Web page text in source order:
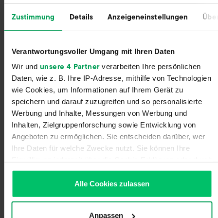
Zustimmung Details Anzeigeneinstellungen
Verantwortungsvoller Umgang mit Ihren Daten
Wir und unsere 4 Partnerverarbeiten Ihre persönlichen
Daten, wie z. B. Ihre IP-Adresse, mithilfe von Technologien
wie Cookies, um Informationen auf Ihrem Gerät zu
speichern und darauf zuzugreifen und so personalisierte
Werbung und Inhalte, Messungen von Werbung und
Inhalten, Zielgruppenforschung sowie Entwicklung von
Angeboten zu ermöglichen. Sie entscheiden darüber, wer
Ihre Daten für welche Zwecke nutzt. Sie können Ihre
Klicken auf das Privacy Trigger Symbol ändern oder
Wenn Sie es erlauben, würden wir auch gerne:
Alle Cookies zulassen
Anpassen
Registriere dich für deinen Billbee-Account
und starte die Testphase ohne Angabe von
Zahlungsinformationen. Die Testphase endet